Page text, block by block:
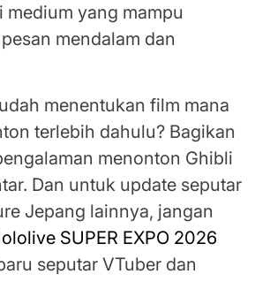
medium yang mampu
mendalam dan
menentukan film mana
terlebih dahulu? Bagikan
menonton Ghibli
Dan untuk update seputar
Jepang lainnya, jangan
SUPER EXPO 2026
seputar VTuber dan